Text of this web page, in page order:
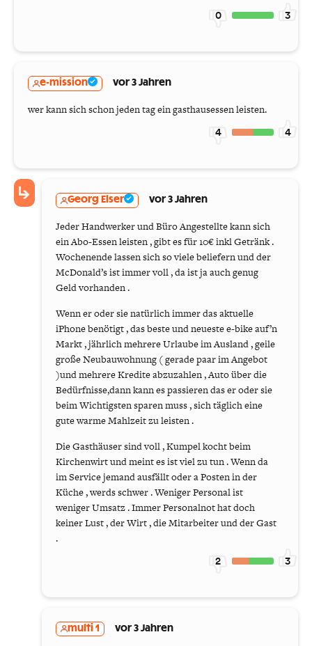
0 3
e-mission vor 3 Jahren
wer kann sich schon jeden tag ein gasthausessen leisten.
4 4
Georg Elser vor 3 Jahren
Jeder Handwerker und Büro Angestellte kann sich
ein Abo-Essen leisten , gibt es für 10€ inkl Getränk .
Wochenende lassen sich so viele beliefern und der
McDonald’s ist immer voll , da ist ja auch genug
Geld vorhanden .
Wenn er oder sie natürlich immer das aktuelle
iPhone benötigt , das beste und neueste e-bike auf’n
Markt , jährlich mehrere Urlaube im Ausland , geile
große Neubauwohnung ( gerade paar im Angebot
)und mehrere Kredite abzuzahlen , Auto über die
Bedürfnisse,dann kann es passieren das er oder sie
beim Wichtigsten sparen muss , sich täglich eine
gute warme Mahlzeit zu leisten .
Die Gasthäuser sind voll , Kumpel kocht beim
Kirchenwirt und meint es ist viel zu tun . Wenn da
im Service jemand ausfällt oder a Posten in der
Küche , werds schwer . Weniger Personal ist
weniger Umsatz . Immer Personalnot hat doch
keiner Lust , der Wirt , die Mitarbeiter und der Gast
.
2 3
multi 1 vor 3 Jahren